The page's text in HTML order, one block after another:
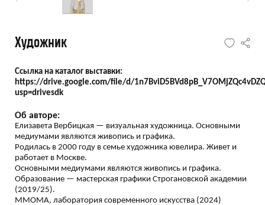
Художник
Ссылка на каталог выставки:
https://drive.google.com/file/d/
usp=drivesdk
Об авторе:
Елизавета Вербицкая — визуальная художница. Основными
медиумами являются живопись и графика.
Родилась в 2000 году в семье художника ювелира. Живет и
работает в Москве.
Основными медиумами являются живопись и графика.
Образование — мастерская графики Строгановской академии
(2019/25).
ММОМА, лаборатория современного искусства (2024)